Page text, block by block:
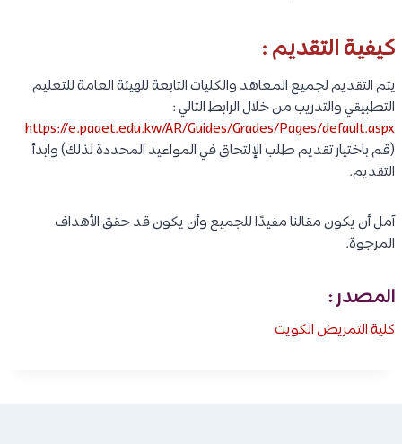
كيفية التقديم :
يتم التقديم لجميع المعاهد والكليات التابعة للهيئة العامة للتعليم
التطبيقي والتدريب من خلال الرابط التالي :
https://e.paaet.edu.kw/AR/Guides/Grades/Pages/default.aspx
(قم باختيار تقديم طلب الإلتحاق في المواعيد المحددة لذلك) وابدأ
التقديم.
آمل أن يكون مقالنا مفيدًا للجميع وأن يكون قد حقق الأهداف
المرجوة.
المصدر :
كلية التمريض الكويت